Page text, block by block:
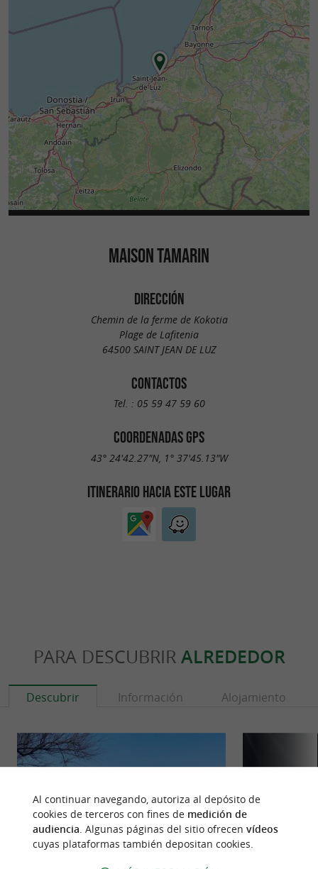
MAISON TAMARIN
DIRECCIÓN
Chemin de la ferme de Kokotia
Plage de Lafitenia
64500 SAINT JEAN DE LUZ
CONTACTOS
Tel. : 05 59 47 59 60
COORDENADAS GPS
43° 24'42.27"N, 1° 37'45.13"W
ITINERARIO HACIA ESTE LUGAR
PARA DESCUBRIR ALREDEDOR
Descubrir Información Alojamiento
Al continuar navegando, autoriza al depósito de
cookies de terceros con fines de medición de
audiencia . Algunas páginas del sitio ofrecen vídeos
cuyas plataformas también depositan cookies.